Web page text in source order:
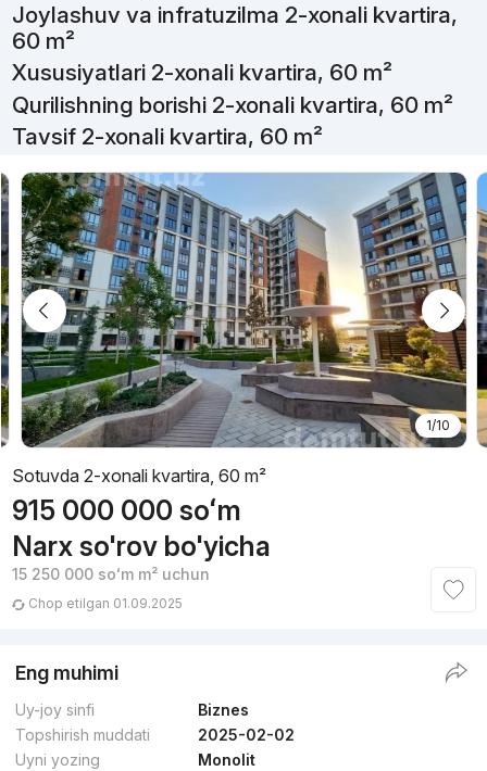
Joylashuv va infratuzilma 2-xonali kvartira,
60 m²
Xususiyatlari 2-xonali kvartira, 60 m²
Qurilishning borishi 2-xonali kvartira, 60 m²
Tavsif 2-xonali kvartira, 60 m²
1/10
Sotuvda 2-xonali kvartira, 60 m²
915 000 000 soʻm
Narx so'rov bo'yicha
15 250 000 soʻmm² uchun
Chop etilgan 01.09.2025
Eng muhimi
Uy-joy sinfi
Biznes
Topshirish muddati
2025-02-02
Uyni yozing
Monolit